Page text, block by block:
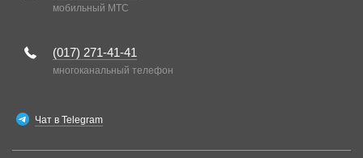
мобильный MTC
(017) 271-41-41
многоканальный телефон
Чат в Telegram